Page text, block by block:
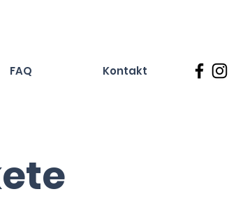
FAQ Kontakt